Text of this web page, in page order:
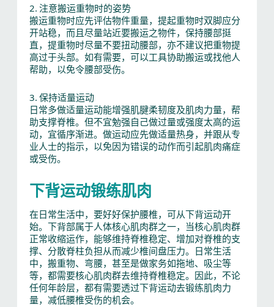
2. 注意搬运重物时的姿势
搬运重物时应先评估物件重量，提起重物时双脚应分
开站稳，而且尽量站近要搬运之物件，保持腰部挺
直，提重物时尽量不要扭动腰部，亦不建议把重物提
高过于头部。如有需要，可以工具协助搬运或找他人
帮助，以免令腰部受伤。
3. 保持适量运动
日常多做适量运动能增强肌腱柔韧度及肌肉力量，帮
助支撑脊椎。但不宜勉强自己做过量或强度太高的运
动，宜循序渐进。做运动应先做适量热身，并跟从专
业人士的指示，以免因为错误的动作而引起肌肉痛症
或受伤。
下背运动锻练肌肉
在日常生活中，要好好保护腰椎，可从下背运动开
始。下背部属于人体核心肌肉群之一，当核心肌肉群
正常收缩运作，能够维持脊椎稳定、增加对脊椎的支
撑、分散脊柱负担从而减少椎间盘压力。日常生活
中，搬重物、弯腰，甚至是做家务如拖地、吸尘等
等，都需要核心肌肉群去维持脊椎稳定。因此，不论
任何年龄层，都有需要透过下背运动去锻练肌肉力
量，减低腰椎受伤的机会。